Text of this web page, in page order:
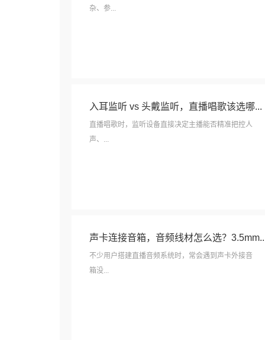
杂、参...
入耳监听 vs 头戴监听，直播唱歌该选哪...
直播唱歌时，监听设备直接决定主播能否精准把控人
声、...
声卡连接音箱，音频线材怎么选？
不少用户搭建直播音频系统时，常会遇到声卡外接音
箱没...